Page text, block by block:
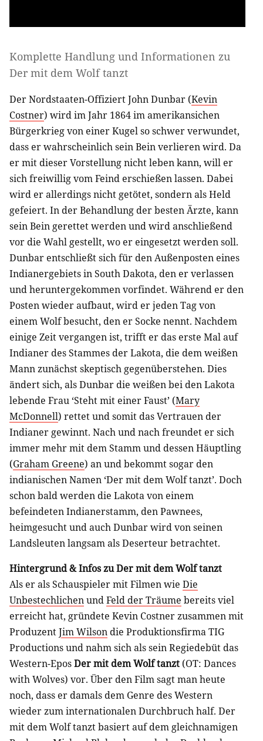
Komplette Handlung und Informationen zu
Der mit dem Wolf tanzt
Der Nordstaaten-Offiziert John Dunbar (Kevin
Costner) wird im Jahr 1864 im amerikansichen
Bürgerkrieg von einer Kugel so schwer verwundet,
dass er wahrscheinlich sein Bein verlieren wird. Da
er mit dieser Vorstellung nicht leben kann, will er
sich freiwillig vom Feind erschießen lassen. Dabei
wird er allerdings nicht getötet, sondern als Held
gefeiert. In der Behandlung der besten Ärzte, kann
sein Bein gerettet werden und wird anschließend
vor die Wahl gestellt, wo er eingesetzt werden soll.
Dunbar entschließt sich für den Außenposten eines
Indianergebiets in South Dakota, den er verlassen
und heruntergekommen vorfindet. Während er den
Posten wieder aufbaut, wird er jeden Tag von
einem Wolf besucht, den er Socke nennt. Nachdem
einige Zeit vergangen ist, trifft er das erste Mal auf
Indianer des Stammes der Lakota, die dem weißen
Mann zunächst skeptisch gegenüberstehen. Dies
ändert sich, als Dunbar die weißen bei den Lakota
lebende Frau ‘Steht mit einer Faust’ (Mary
McDonnell) rettet und somit das Vertrauen der
Indianer gewinnt. Nach und nach freundet er sich
immer mehr mit dem Stamm und dessen Häuptling
(Graham Greene) an und bekommt sogar den
indianischen Namen ‘Der mit dem Wolf tanzt’. Doch
schon bald werden die Lakota von einem
befeindeten Indianerstamm, den Pawnees,
heimgesucht und auch Dunbar wird von seinen
Landsleuten langsam als Deserteur betrachtet.
Hintergrund & Infos zu Der mit dem Wolf tanzt
Als er als Schauspieler mit Filmen wie Die
UnbestechlichenundFeld der Träume bereits viel
erreicht hat, gründete Kevin Costner zusammen mit
ProduzentJim Wilson die Produktionsfirma TIG
Productions und nahm sich als sein Regiedebüt das
Western-EposDer mit dem Wolf tanzt (OT: Dances
with Wolves) vor. Über den Film sagt man heute
noch, dass er damals dem Genre des Western
wieder zum internationalen Durchbruch half. Der
mit dem Wolf tanzt basiert auf dem gleichnamigen